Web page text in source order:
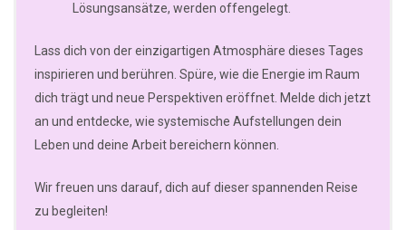
Lösungsansätze, werden offengelegt.
Lass dich von der einzigartigen Atmosphäre dieses Tages
inspirieren und berühren. Spüre, wie die Energie im Raum
dich trägt und neue Perspektiven eröffnet. Melde dich jetzt
an und entdecke, wie systemische Aufstellungen dein
Leben und deine Arbeit bereichern können.
Wir freuen uns darauf, dich auf dieser spannenden Reise
zu begleiten!